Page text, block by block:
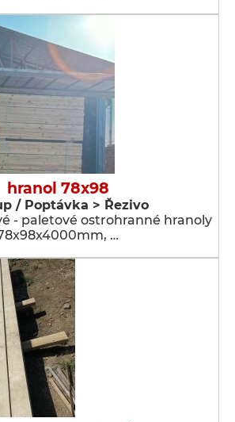
hranol 78x98
/ Poptávka > Řezivo
- paletové ostrohranné hranoly
…